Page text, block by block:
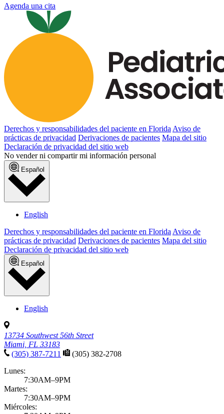
Agenda una cita
Derechos y responsabilidades del paciente en Florida Aviso de
prácticas de privacidad Derivaciones de pacientes Mapa del sitio
Declaración de privacidad del sitio web
No vender ni compartir mi información personal
Español
English
Derechos y responsabilidades del paciente en Florida Aviso de
prácticas de privacidad Derivaciones de pacientes Mapa del sitio
Declaración de privacidad del sitio web
Español
English
13734 Southwest 56th Street
Miami, FL 33183
(305) 387-7211
(305) 382-2708
Lunes:
7:30AM–9PM
Martes:
7:30AM–9PM
Miércoles: